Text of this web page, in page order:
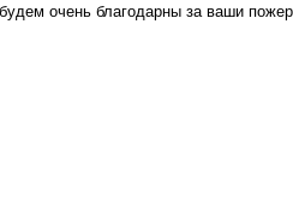
очень благодарны за ваши